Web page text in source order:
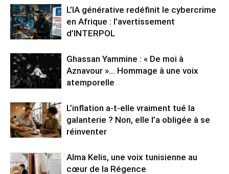
L’IA générative redéfinit le cybercrime
en Afrique : l’avertissement
d’INTERPOL
Ghassan Yammine : « De moi à
Aznavour »… Hommage à une voix
atemporelle
L’inflation a-t-elle vraiment tué la
galanterie ? Non, elle l’a obligée à se
réinventer
Alma Kelis, une voix tunisienne au
cœur de la Régence